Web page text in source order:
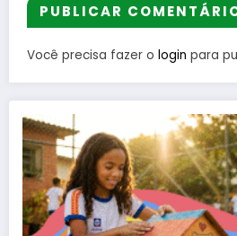
PUBLICAR
Você precisa fazer o login para